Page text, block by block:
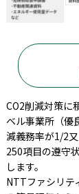
CO2削減対策に
ベル事業所（優
減義務率が1/2
250項目の遵守
します。
NTTファシリテ